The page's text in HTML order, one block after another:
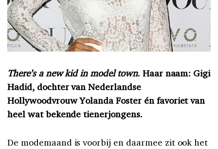
There’s a new kid in model town. Haar naam: Gigi
Hadid, dochter van Nederlandse
Hollywoodvrouw Yolanda Foster én favoriet van
heel wat bekende tienerjongens.
De modemaand is voorbij en daarmee zit ook het